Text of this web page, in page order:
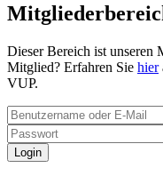
Dieser Bereich ist unseren
Mitglied? Erfahren Sie hier
VUP.
Login